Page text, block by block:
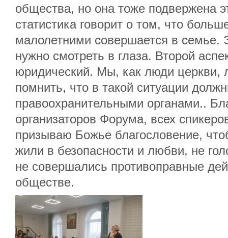
общества, но она тоже подвержена
статистика говорит о том, что
малолетними совершается в семье.
нужно смотреть в глаза. Второй
юридический. Мы, как люди
помнить, что в такой ситуации
правоохранительными органами..
организаторов Форума, всех
призываю Божье благословение,
жили в безопасности и любви, не
не совершались противоправные
обществе.